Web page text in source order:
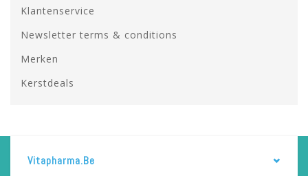
Klantenservice
Newsletter terms & conditions
Merken
Kerstdeals
Vitapharma.be